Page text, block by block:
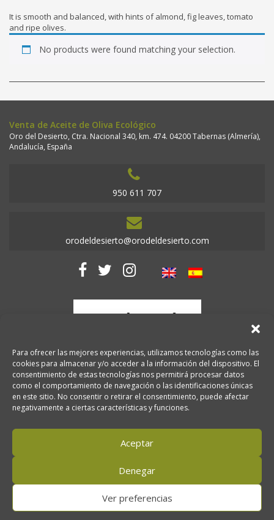
Para ofrecer las mejores experiencias, utilizamos tecnologías como las
cookies para almacenar y/o acceder a la información del dispositivo. El
consentimiento de estas tecnologías nos permitirá procesar datos
como el comportamiento de navegación o las identificaciones únicas
en este sitio. No consentir o retirar el consentimiento, puede afectar
negativamente a ciertas características y funciones.
Aceptar
Denegar
Ver preferencias
It is smooth and balanced, with hints of almond, fig leaves, tomato
and ripe olives.
No products were found matching your selection.
Venta de Aceite de Oliva Ecológico
Oro del Desierto, Ctra. Nacional 340, km. 474. 04200 Tabernas (Almería),
Andalucía, España
950 611 707
orodeldesierto@orodeldesierto.com
2026 Copyright. Oro del desierto.